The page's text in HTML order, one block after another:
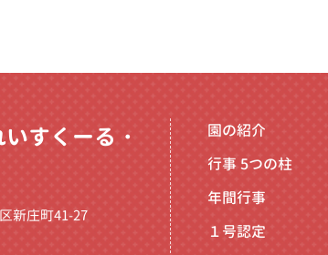
すくーる・
新庄町41-27
園の紹介
行事5つの柱
年間行事
１号認定